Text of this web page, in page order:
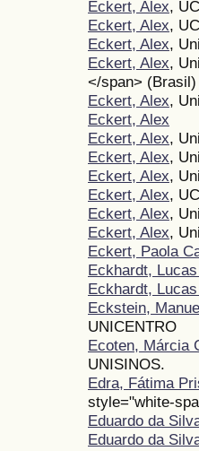
Eckert, Alex,
Eckert, Alex,
Eckert, Alex,
Eckert, Alex,
</span> (Brasil)
Eckert, Alex,
Eckert, Alex
Eckert, Alex,
Eckert, Alex,
Eckert, Alex,
Eckert, Alex,
Eckert, Alex,
Eckert, Alex,
Eckert, Paola
Eckhardt,
Eckhardt,
Eckstein,
UNICENTRO
Ecoten, Márcia
UNISINOS.
Edra, Fátima
style="white-
Eduardo da
Eduardo da